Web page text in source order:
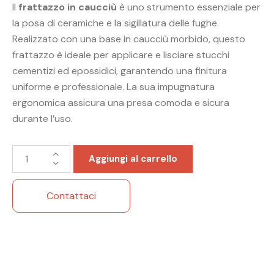
Il frattazzo in caucciù è uno strumento essenziale per
la posa di ceramiche e la sigillatura delle fughe.
Realizzato con una base in caucciù morbido, questo
frattazzo è ideale per applicare e lisciare stucchi
cementizi ed epossidici, garantendo una finitura
uniforme e professionale. La sua impugnatura
ergonomica assicura una presa comoda e sicura
durante l’uso.
Aggiungi al carrello
Contattaci